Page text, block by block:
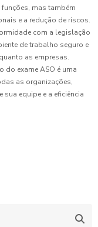
mas também
e a redução de riscos.
com a legislação
de trabalho seguro e
as empresas.
do exame ASO é uma
as organizações,
equipe e a eficiência